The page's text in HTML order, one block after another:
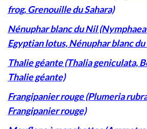
frog, Grenouille du Sahara)
Nénuphar blanc du Nil
Egyptian lotus, Nénuphar blanc
Thalie géante (Thalia geniculata,
Thalie géante)
Frangipanier rouge (Plumeria
Frangipanier rouge)